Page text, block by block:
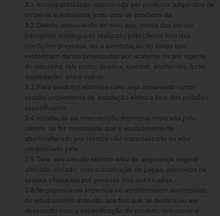
3.1 Incompatibilidade ocasionada por produtos adquiridos de
terceiros e instalados junto com os produtos da .
3.2 Defeito proveniente de mau uso, perda das partes,
transporte inadequado realizado pelo cliente fora das
condições previstas, ou a constatação de sinais que
evidenciam danos provocados por acidente ou por agente
de natureza, tais como: queima, quedas, enchentes, furto,
depredação, entre outros.
3.3 Para produtos elétricos caso seja observado curto-
circuito proveniente de instalação elétrica fora dos padrões
especificados.
3.4 Instalação ou manutenção imprópria realizada pelo
cliente, se for constatado que o equipamento foi
aberto/alterado por técnico não especializado ou não
credenciado pela .
3.5 Tiver seu circuito elétrico e/ou de segurança original
alterado, violado, com substituição de peças, consertos ou
ajustes efetuados por pessoas não autorizadas.
3.6 Negligência ou imperícia no uso/manuseio inadequado
do equipamento indevido aos fins que se destina ou em
desacordo com a especificação do produto, tais como a